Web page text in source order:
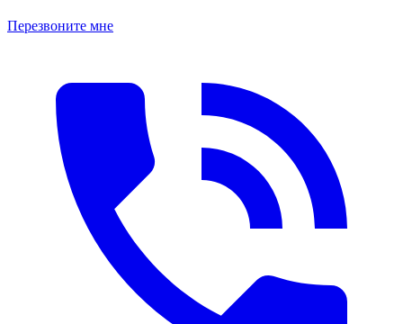
Перезвоните мне